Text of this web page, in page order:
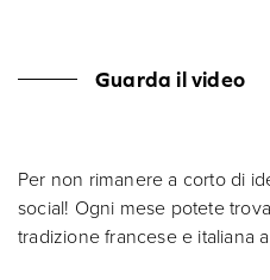
Guarda il video
Per non rimanere a corto di
social! Ogni mese potete
tradizione francese e italiana